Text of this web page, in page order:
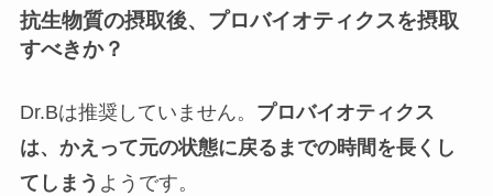
抗生物質の摂取後、プロバイオティクスを摂取
すべきか？
Dr.Bは推奨していません。 プロバイオティクス
は、かえって元の状態に戻るまでの時間を長くし
てしまう ようです。